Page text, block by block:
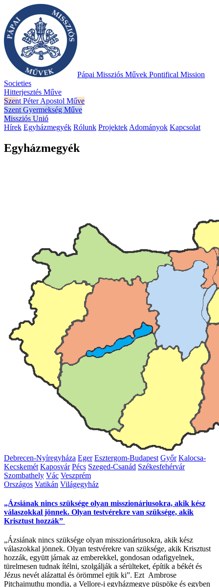
Pápai Missziós Művek Pontifical Mission
Societies
Hitterjesztés Műve
Szent Péter Apostol Műve
Szent Gyermekség Műve
Missziós Unió
Hírek Egyházmegyék Rólunk Projektek Adományok Kapcsolat
Egyházmegyék
Debrecen-Nyíregyháza Eger Esztergom-Budapest Győr Kalocsa-
Kecskemét Kaposvár Pécs Szeged-Csanád Székesfehérvár
Szombathely Vác Veszprém
Országos Vatikán Világegyház
„Ázsiának nincs szüksége olyan misszionáriusokra, akik kész
válaszokkal jönnek. Olyan testvérekre van szüksége, akik
Krisztust hozzák”
„Ázsiának nincs szüksége olyan misszionáriusokra, akik kész
válaszokkal jönnek. Olyan testvérekre van szüksége, akik Krisztust
hozzák, együtt járnak az emberekkel, gondosan odafigyelnek,
türelmesen tudnak ítélni, szolgálják a sérülteket, építik a békét és
Jézus nevét alázattal és örömmel ejtik ki”. Ezt Ambrose
Pitchaimuthu mondja, a Vellore-i egyházmegye püspöke és egyben